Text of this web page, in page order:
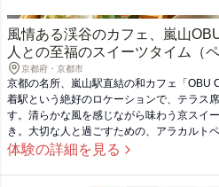
なひとときをお楽しみいただけます。
風情ある渓谷のカフェ、嵐山
人との至福のスイーツタイム（ペ
京都府・京都市
京都の名所、嵐山駅直結の和カフェ「OBU
着駅という絶好のロケーションで、テラス
す。清らかな風を感じながら味わう京スイ
き。大切な人と過ごすための、アラカルト
でご用意。お互いの笑顔を見つめ合いなが
体験の詳細を見る